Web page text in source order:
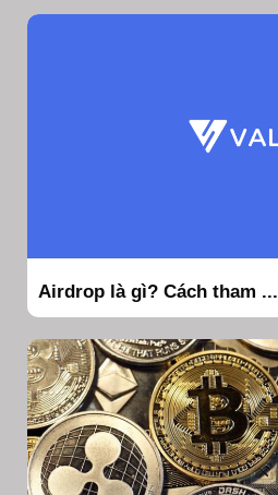
Airdrop là gì? Cách tham ...